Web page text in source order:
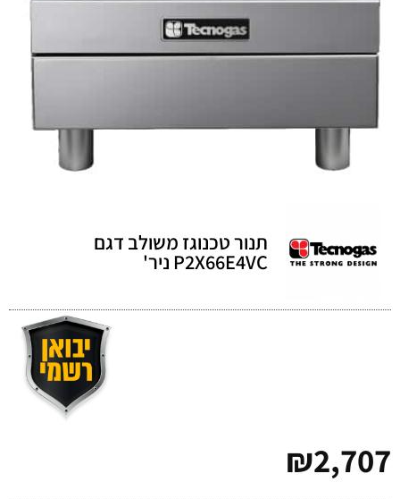
תנור טכנוגז משולב דגם
P2X66E4VC ניר'
₪2,707